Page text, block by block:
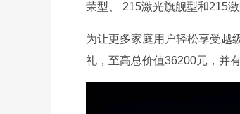
荣型、 215激光旗舰型和215
为让更多家庭用户轻松享受越
礼，至高总价值36200元，并